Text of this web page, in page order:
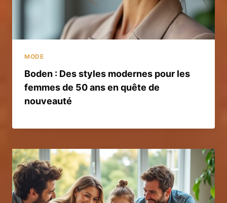
MODE
Boden : Des styles modernes pour les
femmes de 50 ans en quête de
nouveauté